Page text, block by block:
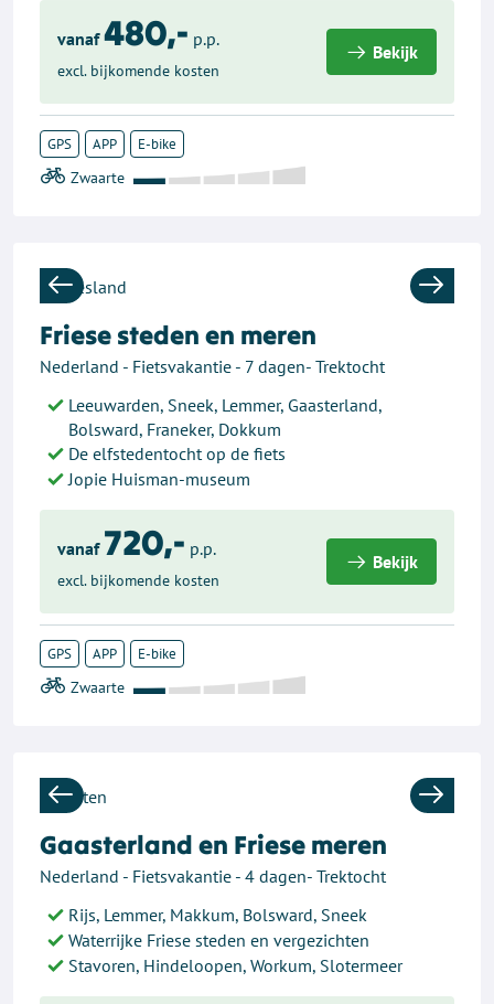
vanaf 480,- p.p.
excl. bijkomende kosten
Bekijk
GPS APP E-bike
Previous Next
Friese steden en meren
Nederland - Fietsvakantie - 7 dagen- Trektocht
Leeuwarden, Sneek, Lemmer, Gaasterland,
Bolsward, Franeker, Dokkum
De elfstedentocht op de fiets
Jopie Huisman-museum
vanaf 720,- p.p.
excl. bijkomende kosten
Bekijk
GPS APP E-bike
Previous Next
Gaasterland en Friese meren
Nederland - Fietsvakantie - 4 dagen- Trektocht
Rijs, Lemmer, Makkum, Bolsward, Sneek
Waterrijke Friese steden en vergezichten
Stavoren, Hindeloopen, Workum, Slotermeer